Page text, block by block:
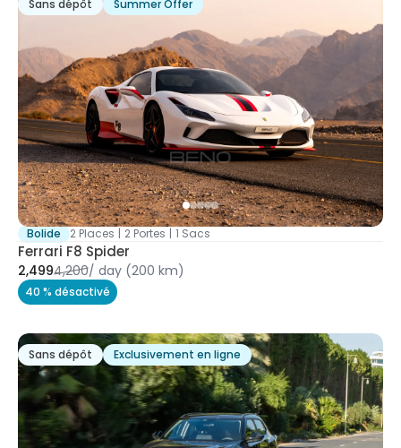
Sans dépôt Summer Offer
Bolide 2 Places 2 Portes 1 Sacs
Ferrari F8 Spider
2,4994,200/ day (200 km)
40 % désactivé
Sans dépôt Exclusivement en ligne